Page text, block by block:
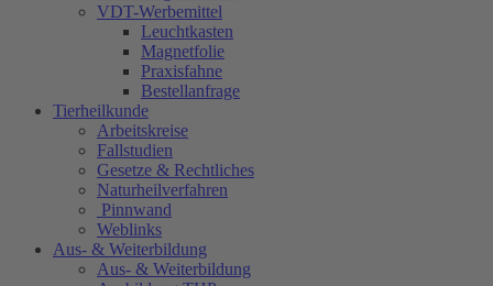
VDT-Werbemittel
Leuchtkasten
Magnetfolie
Praxisfahne
Bestellanfrage
Tierheilkunde
Arbeitskreise
Fallstudien
Gesetze & Rechtliches
Naturheilverfahren
Pinnwand
Weblinks
Aus- & Weiterbildung
Aus- & Weiterbildung